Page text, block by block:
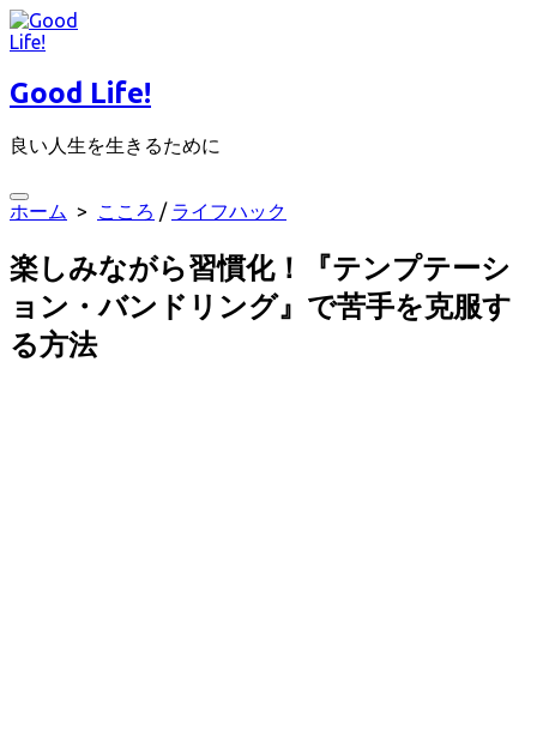
コ
ン
ン
へ
キ
ッ
Good Life!
良い人生を生きるために
検
り
え
ホーム > こころ / ライフハック
楽しみながら習慣化！『テンプテーシ
ョン・バンドリング』で苦手を克服す
る方法